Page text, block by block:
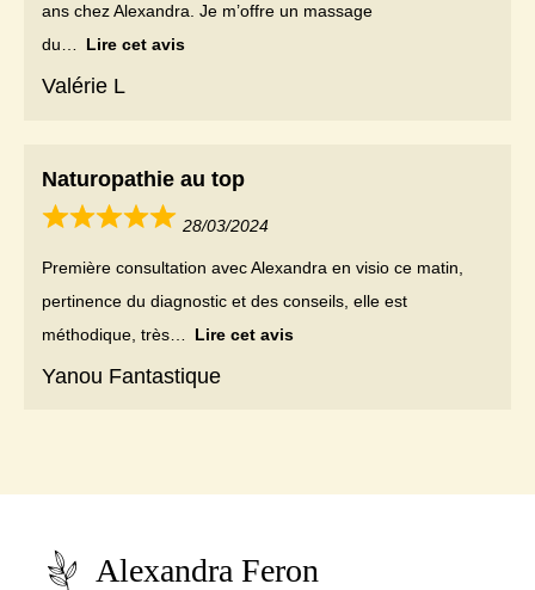
ans chez Alexandra. Je m’offre un massage
du
Lire cet avis
Valérie L
Naturopathie au top
28/03/2024
Première consultation avec Alexandra en visio ce matin,
pertinence du diagnostic et des conseils, elle est
méthodique, très
Lire cet avis
Yanou Fantastique
Alexandra Feron